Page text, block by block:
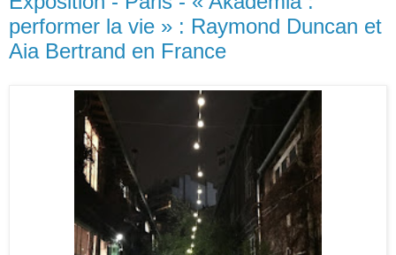
performer la vie » : Raymond Duncan et
Aia Bertrand en France